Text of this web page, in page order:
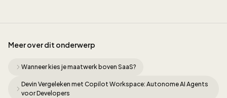
Meer over dit onderwerp
Wanneer kies je maatwerk boven SaaS?
Devin Vergeleken met Copilot Workspace: Autonome AI Agents
voor Developers